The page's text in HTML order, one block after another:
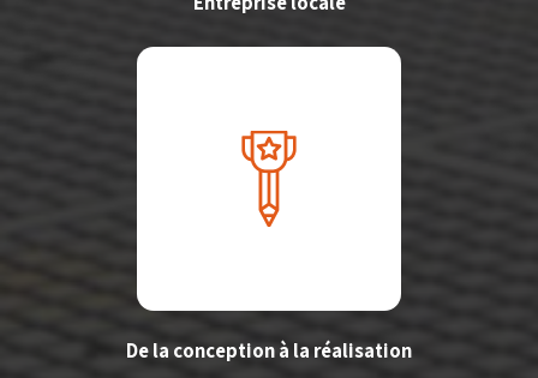
De la conception à la réalisation